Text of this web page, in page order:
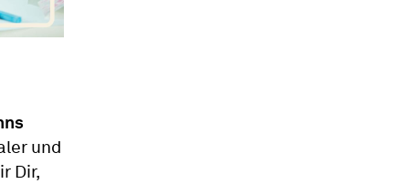
und
Dir,